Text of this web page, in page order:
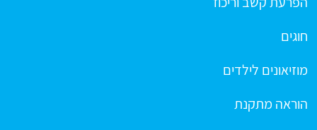
חוגים
מוזיאונים לילדים
הוראה מתקנת